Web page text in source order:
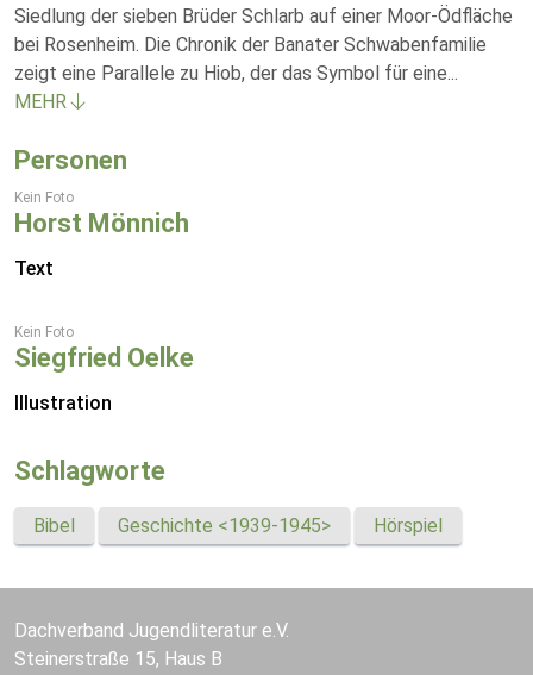
Siedlung der sieben Brüder Schlarb auf einer Moor-Ödfläche
bei Rosenheim. Die Chronik der Banater Schwabenfamilie
zeigt eine Parallele zu Hiob, der das Symbol für eine...
MEHR
Personen
Kein Foto
Horst Mönnich
Text
Kein Foto
Siegfried Oelke
Illustration
Schlagworte
Bibel Geschichte <1939-1945> Hörspiel
Dachverband Jugendliteratur e.V.
Steinerstraße 15, Haus B